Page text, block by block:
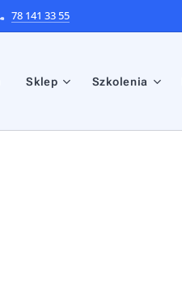
78 141 33 55
Sklep Szkolenia